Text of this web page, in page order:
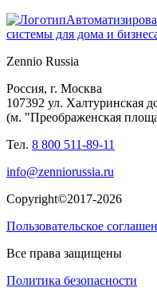
системы для дома и
Zennio Russia
Россия, г. Москва
107392 ул. Халтуринская
(м. "Преображенская
Тел. 8 800 511-89-11
info@zenniorussia.ru
Copyright©2017-2026
Пользовательское
Все права защищены
Политика безопасности